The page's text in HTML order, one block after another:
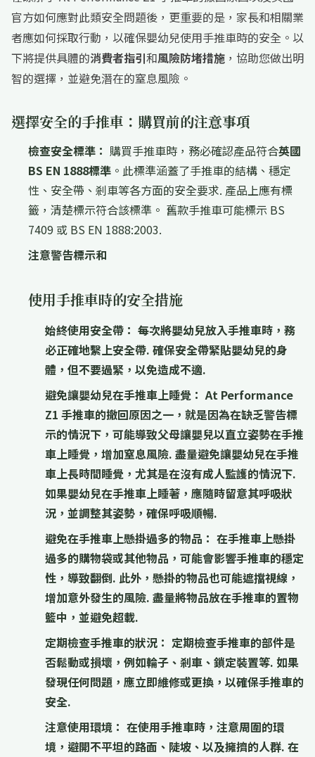
官方如何應對此類安全問題後，更重要的是，家長和相關業
者應如何採取行動，以確保嬰幼兒使用手推車時的安全。以
下將提供具體的消費者指引和風險防堵措施 ，協助您做出明
智的選擇，並避免潛在的窒息風險。
選擇安全的手推車：購買前的注意事項
檢查安全標準： 購買手推車時，務必確認產品符合英國
BS EN 1888標準 。此標準涵蓋了手推車的結構、穩定
性、安全帶、剎車等各方面的安全要求. 產品上應有標
籤，清楚標示符合該標準。 舊款手推車可能標示 BS
7409 或 BS EN 1888:2003.
注意警告標示和
使用手推車時的安全措施
始終使用安全帶： 每次將嬰幼兒放入手推車時，務
必正確地繫上安全帶. 確保安全帶緊貼嬰幼兒的身
體 ，但不要過緊 ，以免造成不適.
避免讓嬰幼兒在手推車上睡覺： At Performance
Z1 手推車的撤回原因之一，就是因為在缺乏警告標
示的情況下，可能導致父母讓嬰兒以直立姿勢在手推
車上睡覺，增加窒息風險. 盡量避免讓嬰幼兒在手推
車上長時間睡覺 ，尤其是在沒有成人監護的情況下.
如果嬰幼兒在手推車上睡著，應隨時留意其呼吸狀
況 ，並調整其姿勢 ，確保呼吸順暢.
避免在手推車上懸掛過多的物品： 在手推車上懸掛
過多的購物袋或其他物品，可能會影響手推車的穩定
性 ，導致翻倒. 此外，懸掛的物品也可能遮擋視線 ，
增加意外發生的風險. 盡量將物品放在手推車的置物
籃中 ，並避免超載.
定期檢查手推車的狀況： 定期檢查手推車的部件是
否鬆動或損壞 ，例如輪子、剎車、鎖定裝置等. 如果
發現任何問題，應立即維修或更換 ，以確保手推車的
安全.
注意使用環境： 在使用手推車時， 注意周圍的環
境 ， 避開不平坦的路面、陡坡、以及擁擠的人群. 在